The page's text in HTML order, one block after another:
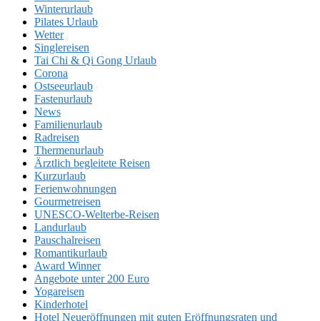
Winterurlaub
Pilates Urlaub
Wetter
Singlereisen
Tai Chi & Qi Gong Urlaub
Corona
Ostseeurlaub
Fastenurlaub
News
Familienurlaub
Radreisen
Thermenurlaub
Ärztlich begleitete Reisen
Kurzurlaub
Ferienwohnungen
Gourmetreisen
UNESCO-Welterbe-Reisen
Landurlaub
Pauschalreisen
Romantikurlaub
Award Winner
Angebote unter 200 Euro
Yogareisen
Kinderhotel
Hotel Neueröffnungen mit guten Eröffnungsraten und